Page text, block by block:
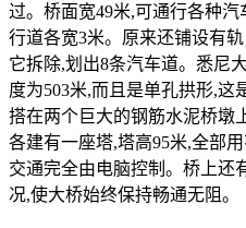
过。桥面宽49米,可通行各种
行道各宽3米。原来还铺设有
它拆除,划出8条汽车道。悉尼
度为503米,而且是单孔拱形,这
搭在两个巨大的钢筋水泥桥墩
各建有一座塔,塔高95米,全部
交通完全由电脑控制。桥上还
况,使大桥始终保持畅通无阻。